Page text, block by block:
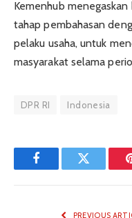
Kemenhub
tahap pembahasan
pelaku usaha, untuk
masyarakat selama
DPR RI Indonesia
FacebookTwitter
PREVIOUS